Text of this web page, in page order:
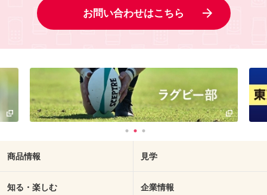
お問い合わせはこちら
商品情報 見学
知る・楽しむ 企業情報